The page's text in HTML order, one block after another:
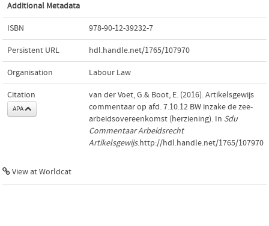
Additional Metadata
ISBN 978-90-12-39232-7
Persistent URL hdl.handle.net/1765/107970
Organisation Labour Law
Citation
APA
van der Voet, G.& Boot, E. (2016). Artikelsgewijs
commentaar op afd. 7.10.12 BW inzake de zee-
arbeidsovereenkomst (herziening). In Sdu
Commentaar Arbeidsrecht
Artikelsgewijs.http://hdl.handle.net/1765/107970
View at Worldcat